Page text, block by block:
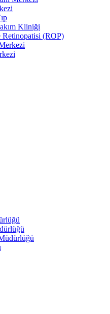
Kliniği
Retinopatisi (ROP)